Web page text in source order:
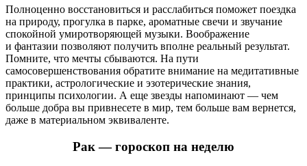
Полноценно восстановиться и расслабиться поможет поездка
на природу, прогулка в парке, ароматные свечи и звучание
спокойной умиротворяющей музыки. Воображение
и фантазии позволяют получить вполне реальный результат.
Помните, что мечты сбываются. На пути
самосовершенствования обратите внимание на медитативные
практики, астрологические и эзотерические знания,
принципы психологии. А еще звезды напоминают — чем
больше добра вы привнесете в мир, тем больше вам вернется,
даже в материальном эквиваленте.
Рак — гороскоп на неделю